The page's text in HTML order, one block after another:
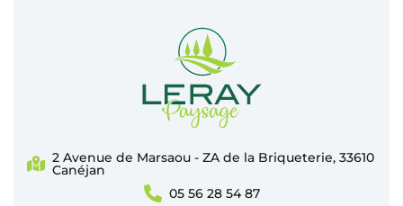
2 Avenue de Marsaou - ZA de la Briqueterie, 33610
Canéjan
05 56 28 54 87